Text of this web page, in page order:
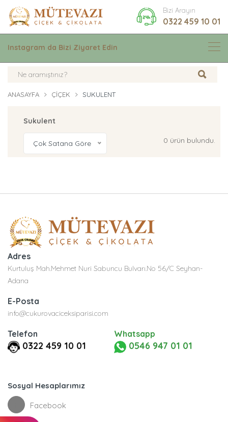
Bizi Arayın
0322 459 10 01
Instagram da Bizi Ziyaret Edin
ANASAYFA ÇIÇEK SUKULENT
Sukulent
Çok Satana Göre 0 ürün bulundu.
Adres
Kurtuluş Mah.Mehmet Nuri Sabuncu Bulvarı.No 56/C Seyhan-
Adana
E-Posta
info@cukurovaciceksiparisi.com
Telefon
0322 459 10 01
Whatsapp
0546 947 01 01
Sosyal Hesaplarımız
Facebook